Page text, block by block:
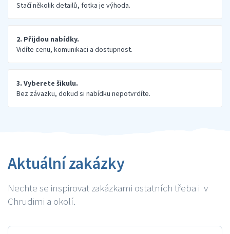
Stačí několik detailů, fotka je výhoda.
2. Přijdou nabídky.
Vidíte cenu, komunikaci a dostupnost.
3. Vyberete šikulu.
Bez závazku, dokud si nabídku nepotvrdíte.
Aktuální zakázky
Nechte se inspirovat zakázkami ostatních třeba i v
Chrudimi a okolí.